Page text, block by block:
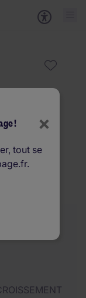
F
×
!
tout se